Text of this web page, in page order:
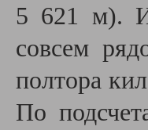
5 621 м).
совсем
полтора
По